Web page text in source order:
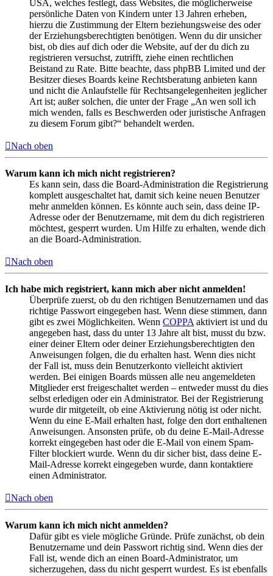
USA, welches festlegt, dass Websites, die möglicherweise
persönliche Daten von Kindern unter 13 Jahren erheben,
hierzu die Zustimmung der Eltern beziehungsweise des oder
der Erziehungsberechtigten benötigen. Wenn du dir unsicher
bist, ob dies auf dich oder die Website, auf der du dich zu
registrieren versuchst, zutrifft, ziehe einen rechtlichen
Beistand zu Rate. Bitte beachte, dass phpBB Limited und der
Besitzer dieses Boards keine Rechtsberatung anbieten kann
und nicht die Anlaufstelle für Rechtsangelegenheiten jeglicher
Art ist; außer solchen, die unter der Frage „An wen soll ich
mich wenden, falls es Beschwerden oder juristische Anfragen
zu diesem Forum gibt?“ behandelt werden.
Nach oben
Warum kann ich mich nicht registrieren?
Es kann sein, dass die Board-Administration die Registrierung
komplett ausgeschaltet hat, damit sich keine neuen Benutzer
mehr anmelden können. Es könnte auch sein, dass deine IP-
Adresse oder der Benutzername, mit dem du dich registrieren
möchtest, gesperrt wurden. Um Hilfe zu erhalten, wende dich
an die Board-Administration.
Nach oben
Ich habe mich registriert, kann mich aber nicht anmelden!
Überprüfe zuerst, ob du den richtigen Benutzernamen und das
richtige Passwort eingegeben hast. Wenn diese stimmen, dann
gibt es zwei Möglichkeiten. Wenn COPPA aktiviert ist und du
angegeben hast, dass du unter 13 Jahre alt bist, musst du bzw.
einer deiner Eltern oder deiner Erziehungsberechtigten den
Anweisungen folgen, die du erhalten hast. Wenn dies nicht
der Fall ist, muss dein Benutzerkonto vielleicht aktiviert
werden. Bei einigen Boards müssen alle neu angemeldeten
Mitglieder erst freigeschaltet werden – entweder musst du dies
selbst erledigen oder ein Administrator. Bei der Registrierung
wurde dir mitgeteilt, ob eine Aktivierung nötig ist oder nicht.
Wenn du eine E-Mail erhalten hast, folge den dort enthaltenen
Anweisungen. Ansonsten prüfe, ob du deine E-Mail-Adresse
korrekt eingegeben hast oder die E-Mail von einem Spam-
Filter blockiert wurde. Wenn du dir sicher bist, dass deine E-
Mail-Adresse korrekt eingegeben wurde, dann kontaktiere
einen Administrator.
Nach oben
Warum kann ich mich nicht anmelden?
Dafür gibt es viele mögliche Gründe. Prüfe zunächst, ob dein
Benutzername und dein Passwort richtig sind. Wenn dies der
Fall ist, wende dich an einen Board-Administrator, um
sicherzugehen, dass du nicht gesperrt wurdest. Es ist ebenfalls